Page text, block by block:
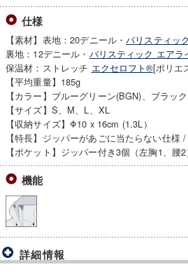
仕様
【素材】表地：20デニール・バリスティッ
裏地：12デニール・ バリスティック エアラ
保温材：ストレッチ エクセロフト®[ポリエ
【平均重量】185g
【カラー】ブルーグリーン(BGN)、ブラッ
【サイズ】S、M、L、XL
【収納サイズ】Φ10 x 16cm (1.3L）
【特長】ジッパーがあごに当たらない仕様
【ポケット】ジッパー付き3個（左胸1、腰2
機能
詳細情報